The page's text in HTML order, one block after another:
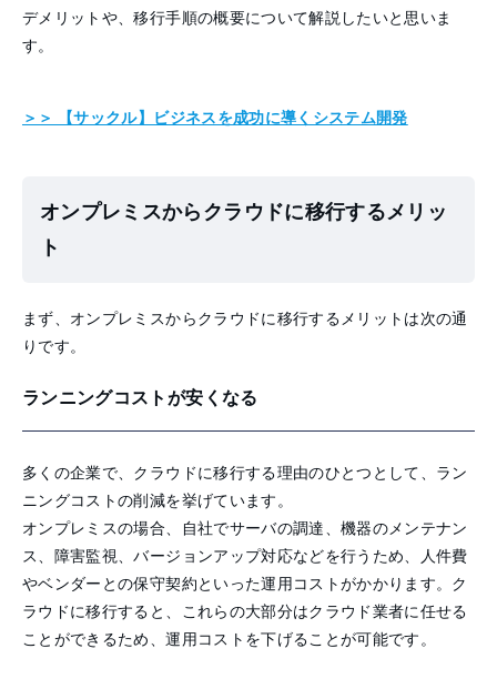
デメリットや、移行手順の概要について解説したいと思いま
す。
＞＞ 【サックル】ビジネスを成功に導くシステム開発
オンプレミスからクラウドに移行するメリッ
ト
まず、オンプレミスからクラウドに移行するメリットは次の通
りです。
ランニングコストが安くなる
多くの企業で、クラウドに移行する理由のひとつとして、ラン
ニングコストの削減を挙げています。
オンプレミスの場合、自社でサーバの調達、機器のメンテナン
ス、障害監視、バージョンアップ対応などを行うため、人件費
やベンダーとの保守契約といった運用コストがかかります。ク
ラウドに移行すると、これらの大部分はクラウド業者に任せる
ことができるため、運用コストを下げることが可能です。